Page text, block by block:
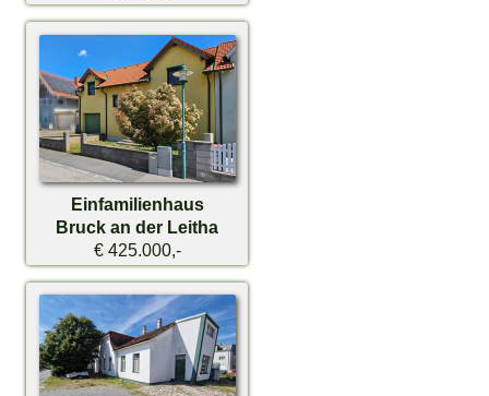
Einfamilienhaus
Bruck an der Leitha
€ 425.000,-